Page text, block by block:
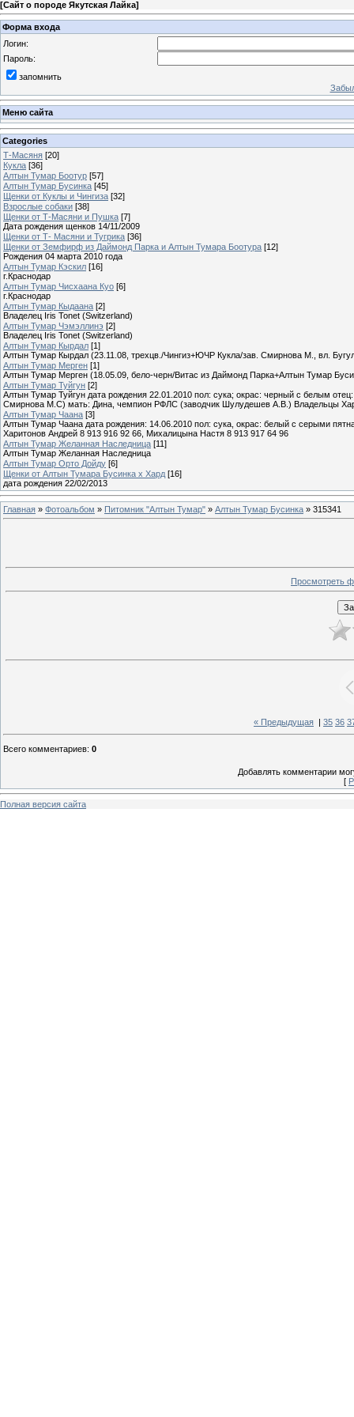
[Сайт о породе Якутская Лайка]
Форма входа
Логин:
Пароль:
запомнить
Меню сайта
Categories
Т-Масяня [20]
Кукла [36]
Алтын Тумар Боотур [57]
Алтын Тумар Бусинка [45]
Щенки от Куклы и Чингиза [32]
Взрослые собаки [38]
Щенки от Т-Масяни и Пушка [7]
Дата рождения щенков 14/11/2009
Щенки от Т- Масяни и Тугрика [36]
Щенки от Земфирф из Даймонд Парка и Алтын Тумара Боотура [12]
Рождения 04 марта 2010 года
Алтын Тумар Кэскил [16]
г.Краснодар
Алтын Тумар Чисхаана Куо [6]
г.Краснодар
Алтын Тумар Кыдаана [2]
Владелец Iris Tonet (Switzerland)
Алтын Тумар Чэмэллинэ [2]
Владелец Iris Tonet (Switzerland)
Алтын Тумар Кырдал [1]
Алтын Тумар Кырдал (23.11.08, трехцв./Чингиз+ЮЧР Кукла/зав. Смирнова М., вл.
Алтын Тумар Мерген [1]
Алтын Тумар Мерген (18.05.09, бело-черн/Витас из Даймонд Парка+Алтын Тумар
Алтын Тумар Туйгун [2]
Алтын Тумар Туйгун дата рождения 22.01.2010 пол: сука; окрас: черный с белым
Смирнова М.С) мать: Дина, чемпион РФЛС (заводчик Шулудешев А.В.) Владельцы
Алтын Тумар Чаана [3]
Алтын Тумар Чаана дата рождения: 14.06.2010 пол: сука, окрас: белый с серыми
Харитонов Андрей 8 913 916 92 66, Михалицына Настя 8 913 917 64 96
Алтын Тумар Желанная Наследница [11]
Алтын Тумар Желанная Наследница
Алтын Тумар Орто Дойду [6]
Щенки от Алтын Тумара Бусинка х Хард [16]
дата рождения 22/02/2013
Главная » Фотоальбом » Питомник "Алтын Тумар" » Алтын Тумар Бусинка » 315341
Просмотреть
« Предыдущая 35 36
Всего комментариев: 0
Добавлять комментарии
[
Полная версия сайта